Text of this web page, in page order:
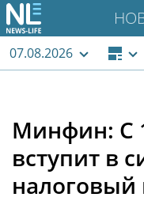
07.08.2026
Минфин: С
вступит в
налоговый